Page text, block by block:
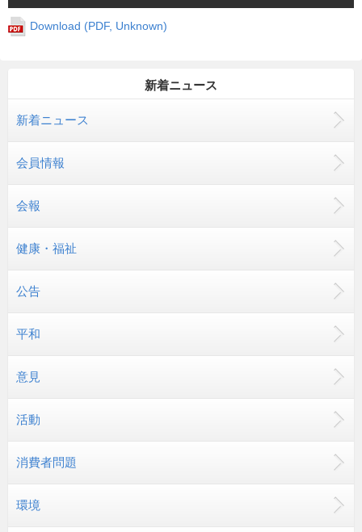
Download (PDF, Unknown)
新着ニュース
新着ニュース
会員情報
会報
健康・福祉
公告
平和
意見
活動
消費者問題
環境